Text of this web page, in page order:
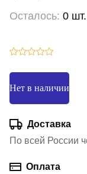
Осталось: 0 шт.
Нет в наличии
Доставка
По всей России
Оплата